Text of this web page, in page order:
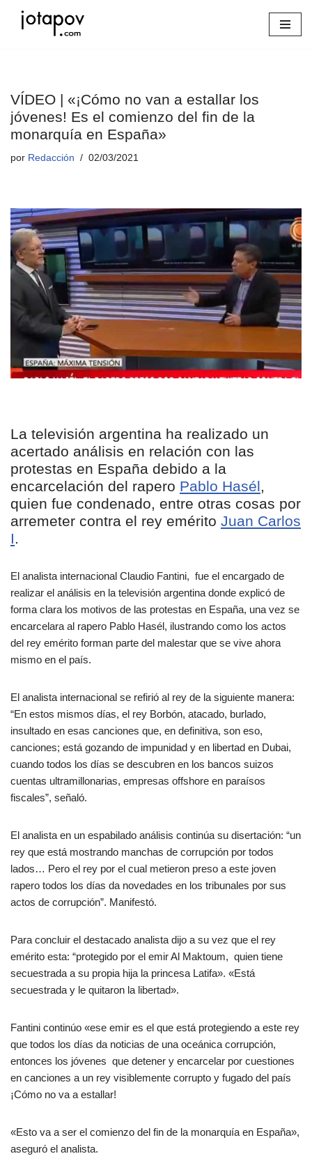
VÍDEO | «¡Cómo no van a estallar los
jóvenes! Es el comienzo del fin de la
monarquía en España»
por Redacción 02/03/2021
La televisión argentina ha realizado un
acertado análisis en relación con las
protestas en España debido a la
encarcelación del rapero Pablo Hasél,
quien fue condenado, entre otras cosas por
arremeter contra el rey emérito Juan Carlos
I.
El analista internacional Claudio Fantini, fue el encargado de
realizar el análisis en la televisión argentina donde explicó de
forma clara los motivos de las protestas en España, una vez se
encarcelara al rapero Pablo Hasél, ilustrando como los actos
del rey emérito forman parte del malestar que se vive ahora
mismo en el país.
El analista internacional se refirió al rey de la siguiente manera:
“En estos mismos días, el rey Borbón, atacado, burlado,
insultado en esas canciones que, en definitiva, son eso,
canciones; está gozando de impunidad y en libertad en Dubai,
cuando todos los días se descubren en los bancos suizos
cuentas ultramillonarias, empresas offshore en paraísos
fiscales”, señaló.
El analista en un espabilado análisis continúa su disertación: “un
rey que está mostrando manchas de corrupción por todos
lados… Pero el rey por el cual metieron preso a este joven
rapero todos los días da novedades en los tribunales por sus
actos de corrupción”. Manifestó.
Para concluir el destacado analista dijo a su vez que el rey
emérito esta: “protegido por el emir Al Maktoum, quien tiene
secuestrada a su propia hija la princesa Latifa». «Está
secuestrada y le quitaron la libertad».
Fantini continúo «ese emir es el que está protegiendo a este rey
que todos los días da noticias de una oceánica corrupción,
entonces los jóvenes que detener y encarcelar por cuestiones
en canciones a un rey visiblemente corrupto y fugado del país
¡Cómo no va a estallar!
«Esto va a ser el comienzo del fin de la monarquía en España»,
aseguró el analista.